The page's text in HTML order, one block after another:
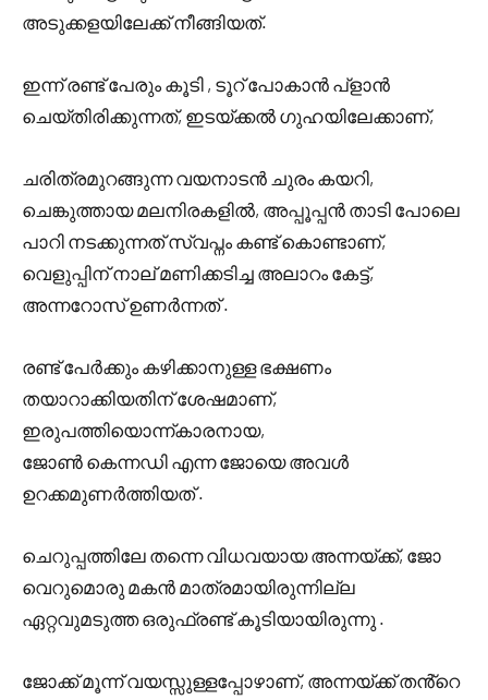
അടുക്കളയിലേക്ക് നീങ്ങിയത്.
ഇന്ന് രണ്ട് പേരും കൂടി , ടൂറ് പോകാൻ പ്ളാൻ
ചെയ്തിരിക്കുന്നത്, ഇടയ്ക്കൽ ഗുഹയിലേക്കാണ്,
ചരിത്രമുറങ്ങുന്ന വയനാടൻ ചുരം കയറി,
ചെങ്കുത്തായ മലനിരകളിൽ, അപ്പൂപ്പൻ താടി പോലെ
പാറി നടക്കുന്നത് സ്വപ്നം കണ്ട് കൊണ്ടാണ്,
വെളുപ്പിന് നാല് മണിക്കടിച്ച അലാറം കേട്ട്,
അന്നറോസ് ഉണർന്നത് .
രണ്ട് പേർക്കും കഴിക്കാനുള്ള ഭക്ഷണം
തയാറാക്കിയതിന് ശേഷമാണ്,
ഇരുപത്തിയൊന്ന്കാരനായ,
ജോൺ കെന്നഡി എന്ന ജോയെ അവൾ
ഉറക്കമുണർത്തിയത് .
ചെറുപ്പത്തിലേ തന്നെ വിധവയായ അന്നയ്ക്ക്, ജോ
വെറുമൊരു മകൻ മാത്രമായിരുന്നില്ല
ഏറ്റവുമടുത്ത ഒരുഫ്രണ്ട് കൂടിയായിരുന്നു .
ജോക്ക് മൂന്ന് വയസ്സുള്ളപ്പോഴാണ്, അന്നയ്ക്ക് തൻ്റെ